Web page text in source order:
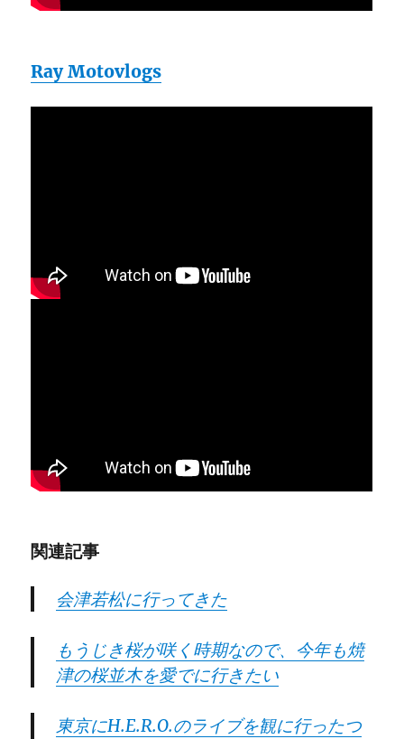
Ray Motovlogs
関連記事
会津若松に行ってきた
もうじき桜が咲く時期なので、今年も焼
津の桜並木を愛でに行きたい
東京にH.E.R.O.のライブを観に行ったつ